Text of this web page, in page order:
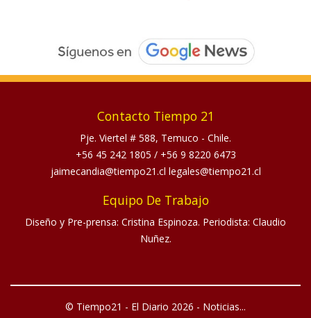
Contacto Tiempo 21
Pje. Viertel # 588, Temuco - Chile.
+56 45 242 1805 / +56 9 8220 6473
jaimecandia@tiempo21.cl legales@tiempo21.cl
Equipo De Trabajo
Diseño y Pre-prensa: Cristina Espinoza. Periodista: Claudio
Nuñez.
© Tiempo21 - El Diario 2026 - Noticias...